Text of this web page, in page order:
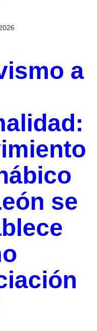
a
se